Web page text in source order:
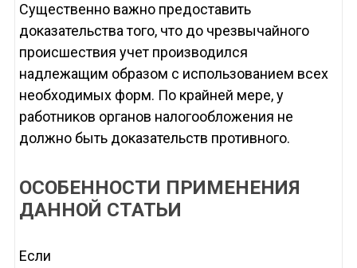
Существенно важно предоставить
доказательства того, что до чрезвычайного
происшествия учет производился
надлежащим образом с использованием всех
необходимых форм. По крайней мере, у
работников органов налогообложения не
должно быть доказательств противного.
ОСОБЕННОСТИ ПРИМЕНЕНИЯ
ДАННОЙ СТАТЬИ
Если